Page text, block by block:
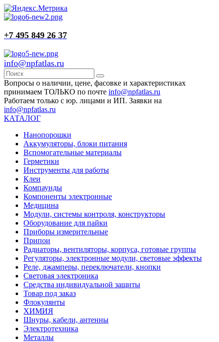
+7 495 849 26 37
info@npfatlas.ru
Вопросы о наличии, цене, фасовке и характеристиках
принимаем ТОЛЬКО по почте info@npfatlas.ru
Работаем только с юр. лицами и ИП. Заявки на
info@npfatlas.ru
КАТАЛОГ
Нанопорошки
Аккумуляторы, блоки питания
Вспомогательные материалы
Герметики
Инструменты для работы
Клеи
Компаунды
Компоненты электронные
Медицина
Модули, системы контроля, конструкторы
Оборудование для пайки
Приборы измерительные
Припои
Радиаторы, вентиляторы, корпуса, готовые группы
Регуляторы, электронные модули, световые эффекты
Реле, джамперы, переключатели, кнопки
Световая электроника
Средства индивидуальной защиты
Товар под заказ
Флокулянты
ХИМИЯ
Шнуры, кабели, антенны
Электротехника
Металлы